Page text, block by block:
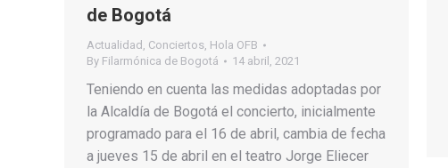
de Bogotá
Actualidad , Conciertos, Hola OFB
By Filarmónica de Bogotá 14 abril, 2021
Teniendo en cuenta las medidas adoptadas por
la Alcaldía de Bogotá el concierto, inicialmente
programado para el 16 de abril, cambia de fecha
a jueves 15 de abril en el teatro Jorge Eliecer